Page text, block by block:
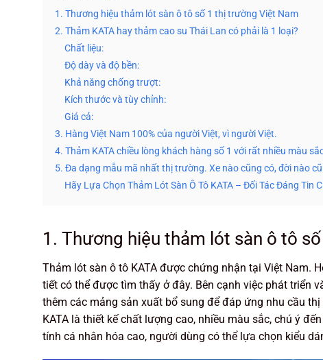
1. Thương hiệu thảm lót sàn ô tô số 1 thị trường Việt Nam
2. Thảm KATA hay thảm cao su Thái Lan có phải là 1 loại?
Chất liệu:
Độ dày và độ bền:
Khả năng chống trượt:
Kích thước và tùy chỉnh:
Giá cả:
3. Hàng Việt Nam 100% của người Việt, vì người Việt.
4. Thảm KATA chiều lòng khách hàng số 1 với rất nhiều màu
5. Đa dạng mẫu mã nhất thị trường. Xe nào cũng có, đời nào
Hãy Lựa Chọn Thảm Lót Sàn Ô Tô KATA – Đối Tác Đáng Tin
1. Thương hiệu thảm lót sàn ô tô
Thảm lót sàn ô tô KATA được chứng nhận tại Việt Nam.
tiết có thể được tìm thấy ở đây. Bên cạnh việc phát triển
thêm các mảng sản xuất bổ sung để đáp ứng nhu cầu
KATA là thiết kế chất lượng cao, nhiều màu sắc, chú ý
tính cá nhân hóa cao, người dùng có thể lựa chọn kiểu